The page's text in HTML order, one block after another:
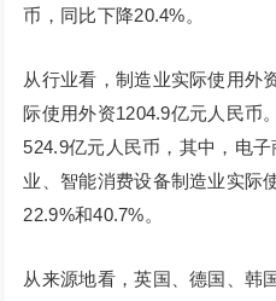
币，同比下降20.4%。
从行业看，制造业实际使用外
际使用外资1204.9亿元人民币
524.9亿元人民币，其中，电
业、智能消费设备制造业实际
22.9%和40.7%。
从来源地看，英国、德国、韩